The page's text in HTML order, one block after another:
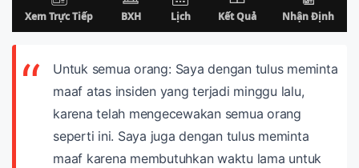
Untuk semua orang: Saya dengan tulus meminta
maaf atas insiden yang terjadi minggu lalu,
karena telah mengecewakan semua orang
seperti ini. Saya juga dengan tulus meminta
maaf karena membutuhkan waktu lama untuk